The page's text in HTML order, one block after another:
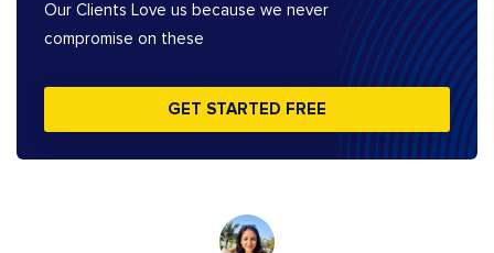
Our Clients Love us because we never
compromise on these
GET STARTED FREE